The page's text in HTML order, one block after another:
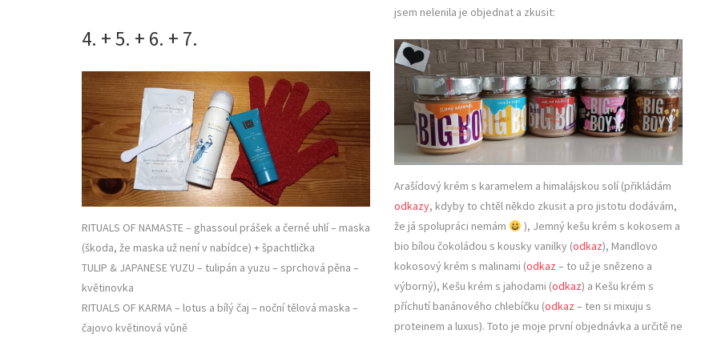
4. + 5. + 6. + 7.
RITUALS OF NAMASTE – ghassoul prášek a černé uhlí – maska
(škoda, že maska už není v nabídce) + špachtlička
TULIP & JAPANESE YUZU – tulipán a yuzu – sprchová pěna –
květinovka
RITUALS OF KARMA – lotus a bílý čaj – noční tělová maska –
čajovo květinová vůně
jsem nelenila je objednat a zkusit:
Arašídový krém s karamelem a himalájskou solí (přikládám
odkazy, kdyby to chtěl někdo zkusit a pro jistotu dodávám,
že já spolupráci nemám
), Jemný kešu krém s kokosem a
bio bílou čokoládou s kousky vanilky (odkaz), Mandlovo
kokosový krém s malinami (odkaz – to už je snězeno a
výborný), Kešu krém s jahodami (odkaz) a Kešu krém s
příchutí banánového chlebíčku (odkaz – ten si mixuju s
proteinem a luxus). Toto je moje první objednávka a určitě ne